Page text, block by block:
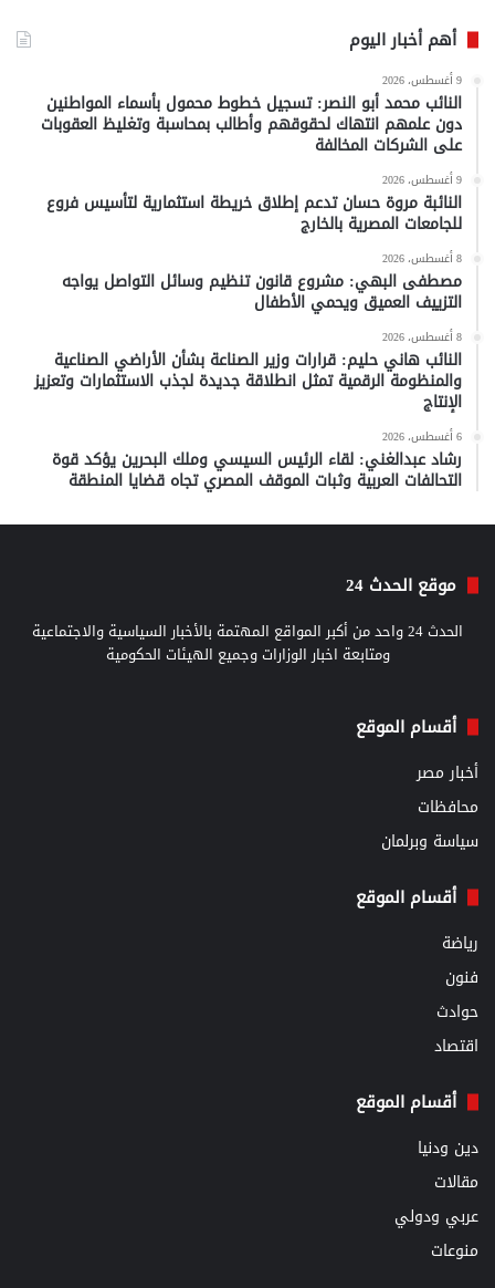
أهم أخبار اليوم
9 أغسطس، 2026
النائب محمد أبو النصر: تسجيل خطوط محمول بأسماء المواطنين
دون علمهم انتهاك لحقوقهم وأطالب بمحاسبة وتغليظ العقوبات
على الشركات المخالفة
9 أغسطس، 2026
النائبة مروة حسان تدعم إطلاق خريطة استثمارية لتأسيس فروع
للجامعات المصرية بالخارج
8 أغسطس، 2026
مصطفى البهي: مشروع قانون تنظيم وسائل التواصل يواجه
التزييف العميق ويحمي الأطفال
8 أغسطس، 2026
النائب هاني حليم: قرارات وزير الصناعة بشأن الأراضي الصناعية
والمنظومة الرقمية تمثل انطلاقة جديدة لجذب الاستثمارات وتعزيز
الإنتاج
6 أغسطس، 2026
رشاد عبدالغني: لقاء الرئيس السيسي وملك البحرين يؤكد قوة
التحالفات العربية وثبات الموقف المصري تجاه قضايا المنطقة
موقع الحدث 24
الحدث 24 واحد من أكبر المواقع المهتمة بالأخبار السياسية والاجتماعية
ومتابعة اخبار الوزارات وجميع الهيئات الحكومية
أقسام الموقع
أخبار مصر
محافظات
سياسة وبرلمان
أقسام الموقع
رياضة
فنون
حوادث
اقتصاد
أقسام الموقع
دين ودنيا
مقالات
عربي ودولي
منوعات